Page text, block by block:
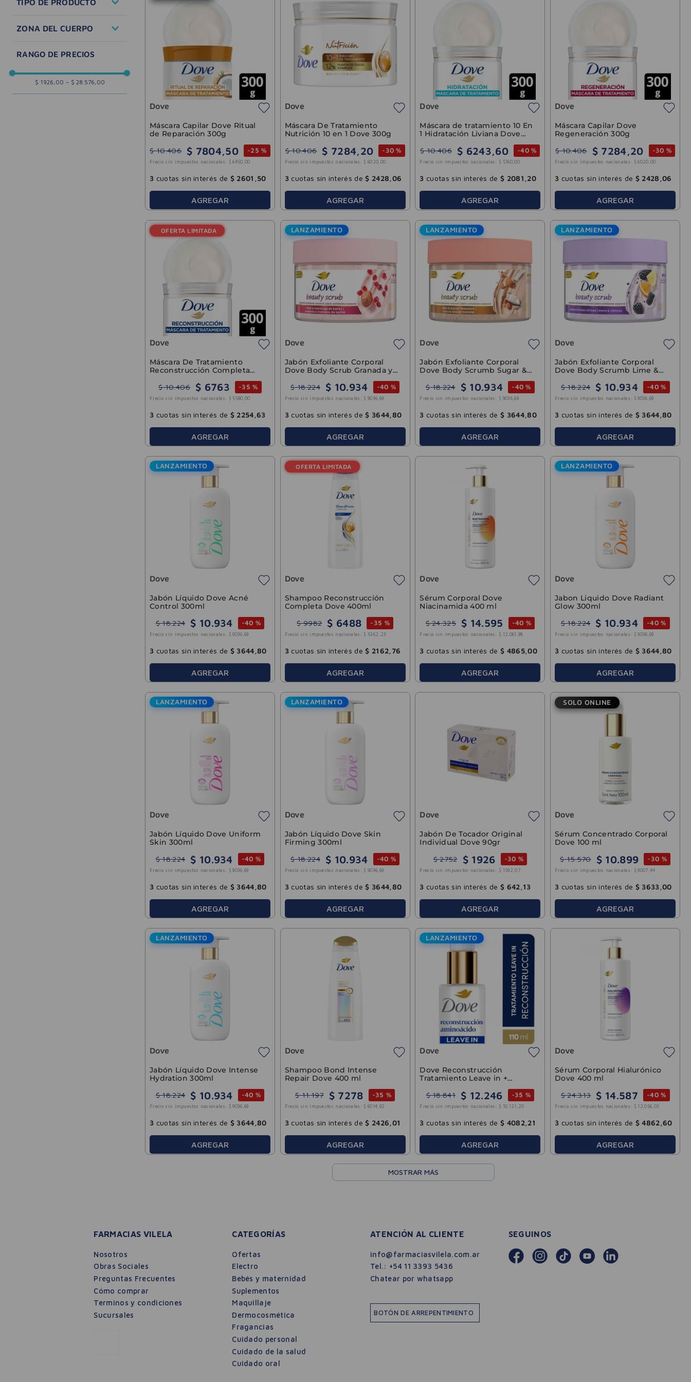
Seco
Piel normal
ZONA DEL CUERPO
$ 1926,00 – $ 28.576,00
Dove
Máscara Capilar Dove Ritual
de Reparación 300g
$ 10.406 $ 7804,50 -25 %
Precio sin impuestos nacionales: $ 6450 ,00
3 cuotas sin interés de $ 2601 ,50
AGREGAR
Dove
Máscara De Tratamiento
Nutrición 10 en 1 Dove 300g
$ 10.406 $ 7284,20 - 30 %
Precio sin impuestos nacionales: $ 6020, 00
3 cuotas sin interés de $ 2428,06
AGREGAR
Dove
Máscara de tratamiento 10 En
1 Hidratación Liviana Dove
$ 10.406 $ 6243,60 -40 %
Precio sin impuestos nacionales: $ 5160,00
3 cuotas sin interés de $ 2081,20
AGREGAR
Dove
Máscara Capilar Dove
Regeneración 300g
$ 10.406 $ 7284,20 -30 %
Precio sin impuestos nacionales: $ 6020 ,00
3 cuotas sin interés de $ 2428,06
AGREGAR
Dove
Máscara De Tratamiento
Reconstrucción Completa
$ 10.406 $ 6763 -35 %
Precio sin impuestos nacionales: $ 5590 00
3 cuotas sin interés de $ 2254 63
AGREGAR
LANZAMIENTO
Dove
Jabón Exfoliante Corporal
Dove Body Scrub Granada y
$ 18.224 $ 10.934 -40 %
Precio sin impuestos nacionales: $ 9036 69
3 cuotas sin interés de $ 3644 80
AGREGAR
LANZAMIENTO
Dove
Jabón Exfoliante Corporal
Dove Body Scrumb Sugar &
$ 18.224 $ 10.934 -40 %
Precio sin impuestos nacionales: $ 9036,69
3 cuotas sin interés de $ 3644 ,80
AGREGAR
LANZAMIENTO
Dove
Jabón Exfoliante Corporal
Dove Body Scrumb Lime &
$ 18.224 $ 10.934 -40 %
Precio sin impuestos nacionales: $ 9036 69
3 cuotas sin interés de $ 3644 ,80
AGREGAR
LANZAMIENTO
Dove
Jabón Líquido Dove Acné
Control 300ml
$ 18.224 $ 10.934 -40 %
Precio sin impuestos nacionales: $ 9036 69
3 cuotas sin interés de $ 3644 80
AGREGAR
Dove
Shampoo Reconstrucción
Completa Dove 400ml
$ 9982 $ 6488 - 35 %
Precio sin impuestos nacionales: $ 5362 23
3 cuotas sin interés de $ 2162 76
AGREGAR
Dove
Sérum Corporal Dove
Niacinamida 400 ml
$ 24.325 $ 14.595 -40 %
Precio sin impuestos nacionales: $ 12 061 98
3 cuotas sin interés de $ 4865 ,00
AGREGAR
LANZAMIENTO
Dove
Jabon Liquido Dove Radiant
Glow 300ml
$ 18.224 $ 10.934 -40 %
Precio sin impuestos nacionales: $ 9036 69
3 cuotas sin interés de $ 3644 ,80
AGREGAR
LANZAMIENTO
Dove
Jabón Líquido Dove Uniform
Skin 300ml
$ 18.224 $ 10.934 -40 %
Precio sin impuestos nacionales: $ 9036 ,69
3 cuotas sin interés de $ 3644 80
AGREGAR
LANZAMIENTO
Dove
Jabón Líquido Dove Skin
Firming 300ml
$ 18.224 $ 10.934 -40 %
Precio sin impuestos nacionales: $ 9036, 69
3 cuotas sin interés de $ 3644 80
AGREGAR
Dove
Jabón De Tocador Original
Individual Dove 90gr
$ 2752 $ 1926 -30 %
Precio sin impuestos nacionales: $ 1592 ,07
3 cuotas sin interés de $ 642 13
AGREGAR
SOLO ONLINE
Dove
Sérum Concentrado Corporal
Dove 100 ml
$ 15.570 $ 10.899 - 30 %
Precio sin impuestos nacionales: $ 9007 ,44
3 cuotas sin interés de $ 3633 ,00
AGREGAR
LANZAMIENTO
Dove
Jabón Líquido Dove Intense
Hydration 300ml
$ 18.224 $ 10.934 -40 %
Precio sin impuestos nacionales: $ 9036 ,69
3 cuotas sin interés de $ 3644,80
AGREGAR
Dove
Shampoo Bond Intense
Repair Dove 400 ml
$ 11.197 $ 7278 -35 %
Precio sin impuestos nacionales: $ 6014, 92
3 cuotas sin interés de $ 2426,01
AGREGAR
LANZAMIENTO
Dove
Dove Reconstrucción
Tratamiento Leave in +
$ 18.841 $ 12.246 -35 %
Precio sin impuestos nacionales: $ 10. 121 , 20
3 cuotas sin interés de $ 4082,21
AGREGAR
Dove
Sérum Corporal Hialurónico
Dove 400 ml
$ 24.313 $ 14.587 -40 %
Precio sin impuestos nacionales: $ 12 .056, 03
3 cuotas sin interés de $ 4862,60
AGREGAR
MOSTRAR MÁS
FARMACIAS VILELA
Nosotros
Obras Sociales
Preguntas Frecuentes
Cómo comprar
Terminos y condiciones
Sucursales
CATEGORÍAS
Ofertas
Electro
Bebés y maternidad
Suplementos
Maquillaje
Dermocosmética
Fragancias
Cuidado personal
Cuidado de la salud
Cuidado oral
ATENCIÓN AL CLIENTE
info@farmaciasvilela.com.ar
Tel.: +54 11 3393 5436
Chatear por whatsapp
BOTÓN DE ARREPENTIMIENTO
SEGUINOS